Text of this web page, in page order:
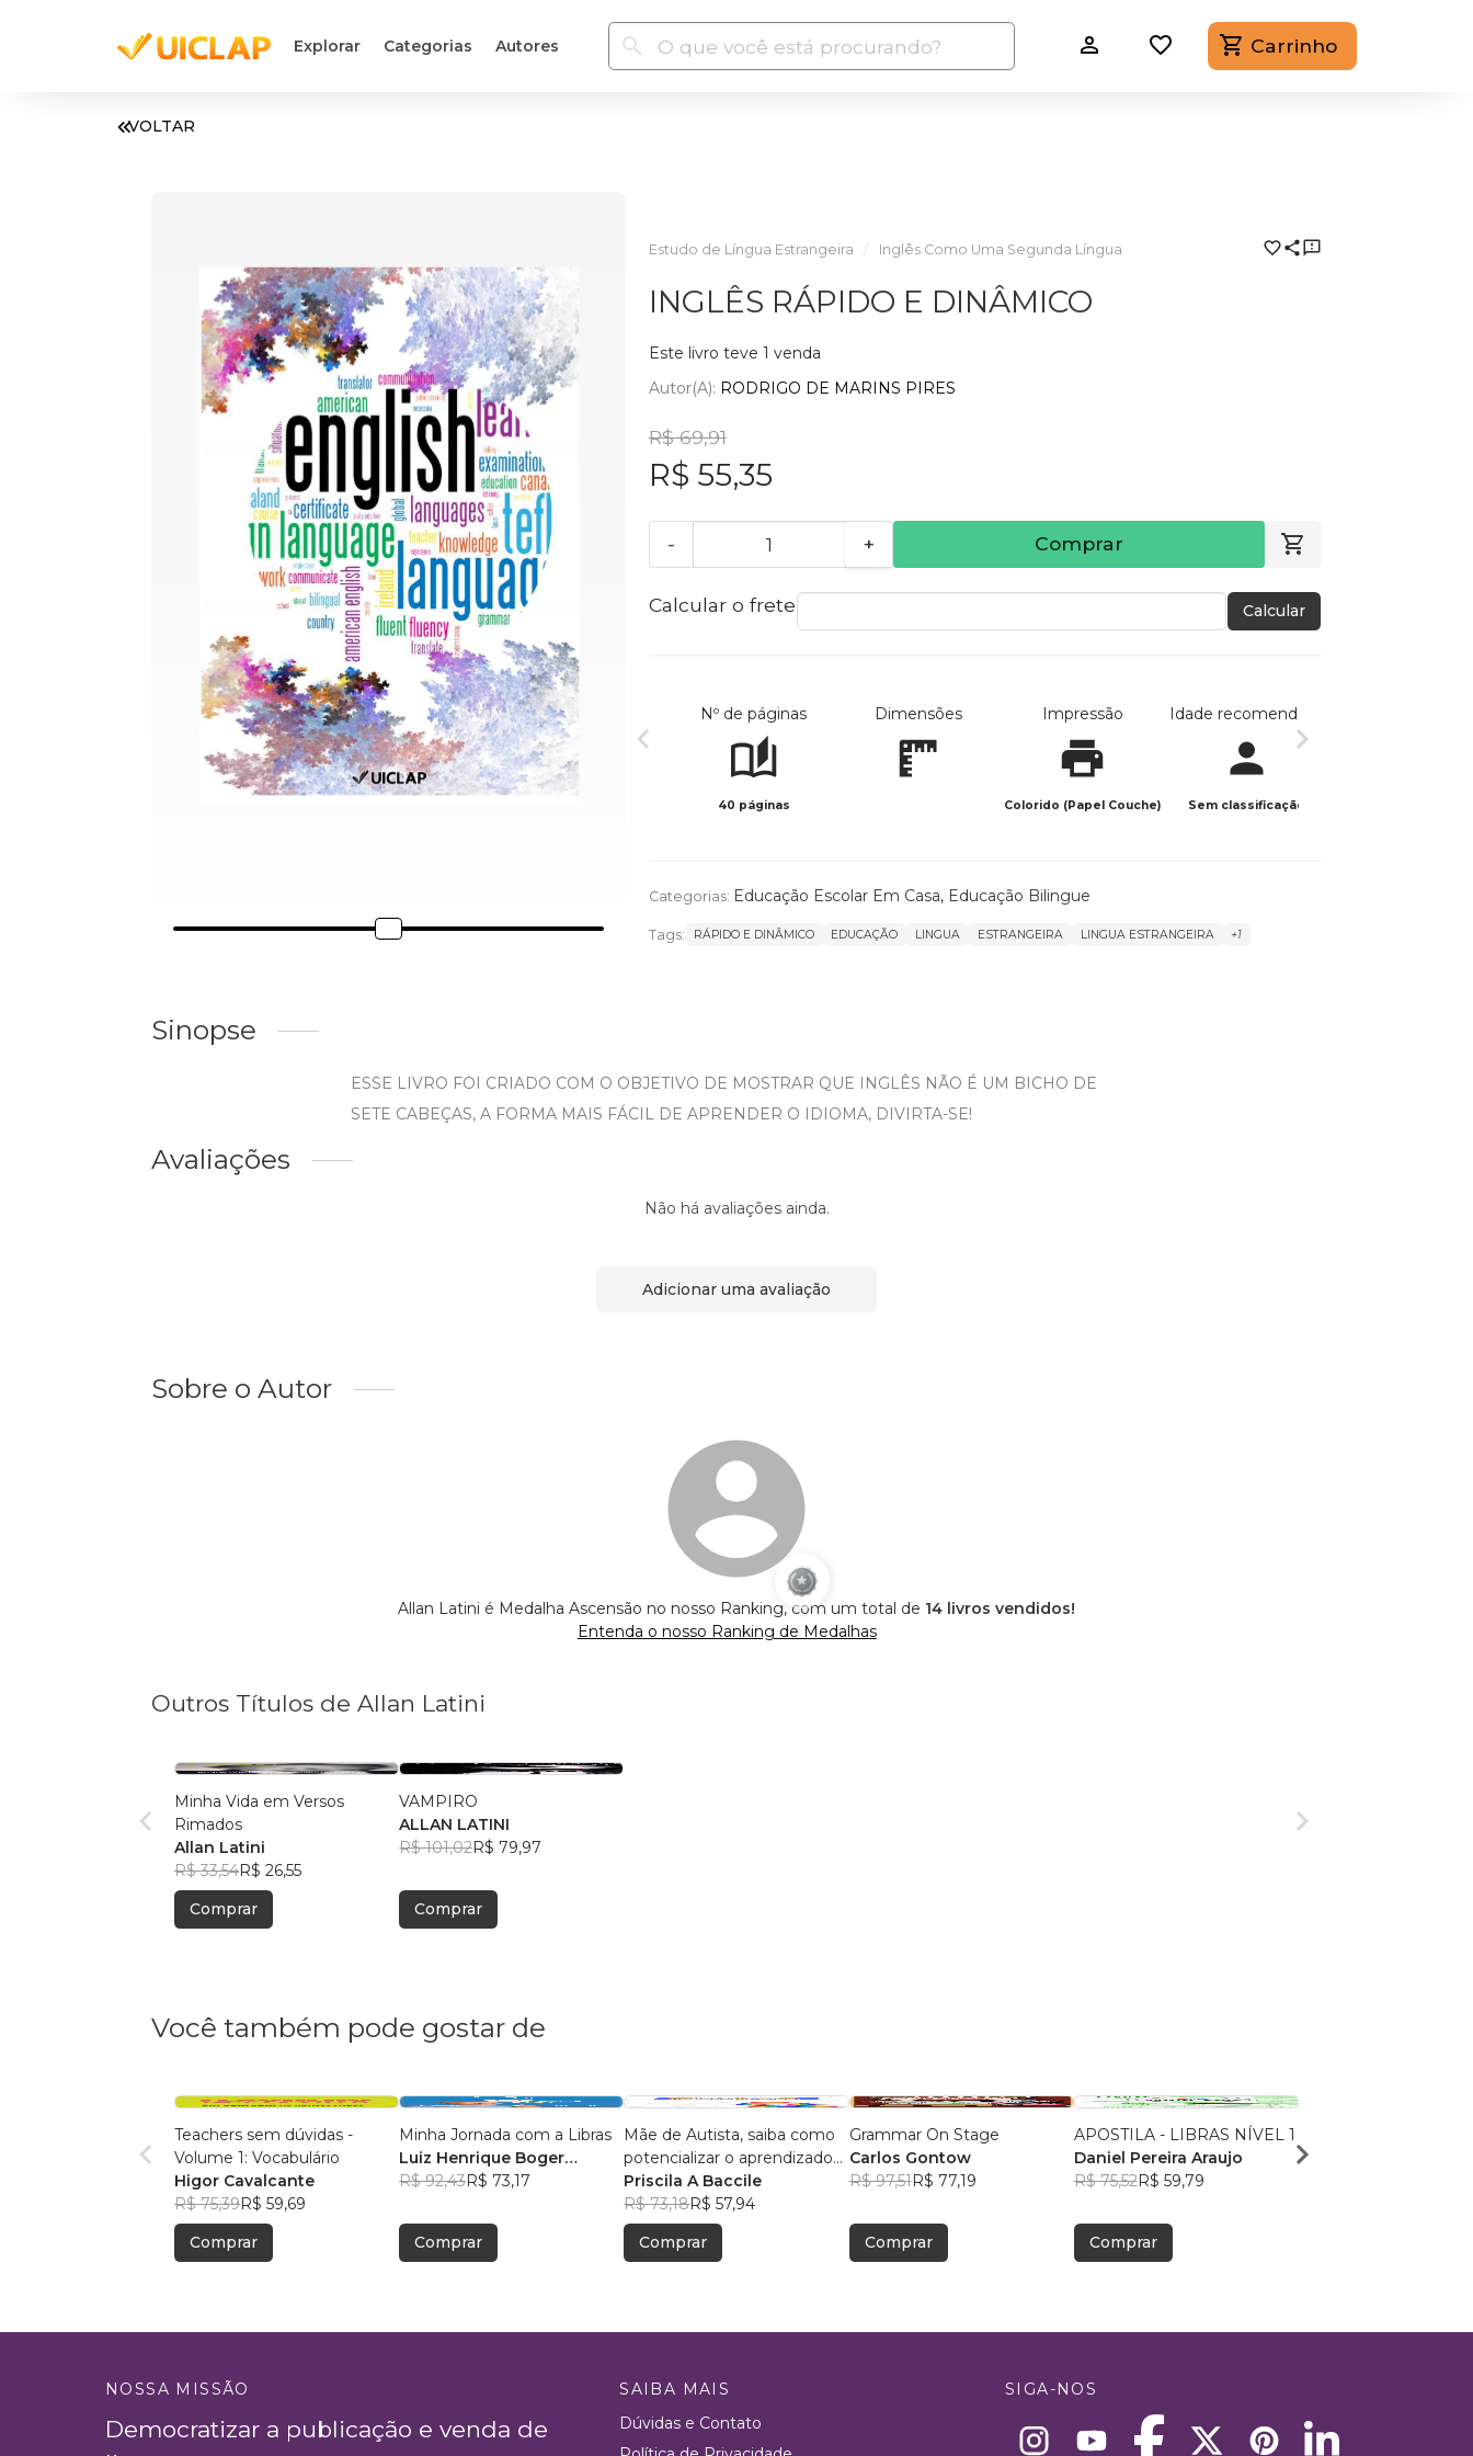
Explorar Categorias Autores Carrinho
VOLTAR
Estudo de Língua Estrangeira Inglês Como Uma Segunda Língua
INGLÊS RÁPIDO E DINÂMICO
Este livro teve 1 venda
Autor(a): RODRIGO DE MARINS PIRES
R$ 69,91
R$ 55,35
- + Comprar
Calcular o frete Calcular
Nº de páginas
40 páginas
Dimensões Impressão
Colorido (Papel Couche)
Idade recomendada
Sem classificação
Categorias: Educação Escolar Em Casa, Educação Bilingue
Tags: RÁPIDO E DINÂMICO EDUCAÇÃO LINGUA ESTRANGEIRA LINGUA ESTRANGEIRA +1
Sinopse
ESSE LIVRO FOI CRIADO COM O OBJETIVO DE MOSTRAR QUE INGLÊS NÃO É UM BICHO DE
SETE CABEÇAS, A FORMA MAIS FÁCIL DE APRENDER O IDIOMA, DIVIRTA-SE!
Avaliações
Não há avaliações ainda.
Adicionar uma avaliação
Sobre o Autor
Allan Latini é Medalha Ascensão no nosso Ranking, com um total de 14 livros vendidos!
Entenda o nosso Ranking de Medalhas
Outros Títulos de Allan Latini
Minha Vida em Versos
Rimados
Allan Latini
R$ 33,54R$ 26,55
Comprar
VAMPIRO
ALLAN LATINI
R$ 101,02R$ 79,97
Comprar
Você também pode gostar de
Teachers sem dúvidas -
Volume 1: Vocabulário
Higor Cavalcante
R$ 75,39R$ 59,69
Comprar
Minha Jornada com a Libras
Luiz Henrique Boger
Wessling
R$ 92,43R$ 73,17
Comprar
Mãe de Autista, saiba como
potencializar o aprendizado
do seu filho.
Priscila A Baccile
R$ 73,18R$ 57,94
Comprar
Grammar On Stage
Carlos Gontow
R$ 97,51R$ 77,19
Comprar
APOSTILA - LIBRAS NÍVEL 1
Daniel Pereira Araujo
R$ 75,52R$ 59,79
Comprar
Phrasebook You'll
NOSSA MISSÃO
Democratizar a publicação e venda de
SAIBA MAIS
Dúvidas e Contato
SIGA-NOS